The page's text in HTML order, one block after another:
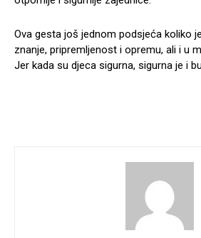
Ova gesta još jednom podsjeća koliko
znanje, pripremljenost i opremu, ali i u
Jer kada su djeca sigurna, sigurna je i